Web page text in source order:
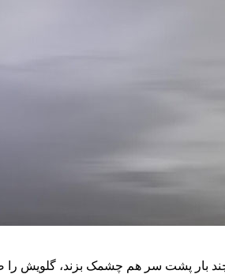
چند بار پشت سر هم چشمک بزند، گلویش را